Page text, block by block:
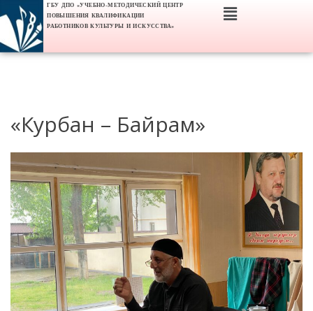
ГБУ ДПО «УЧЕБНО-МЕТОДИЧЕСКИЙ ЦЕНТР
ПОВЫШЕНИЯ КВАЛИФИКАЦИИ
РАБОТНИКОВ КУЛЬТУРЫ И ИСКУССТВА»
«Курбан – Байрам»